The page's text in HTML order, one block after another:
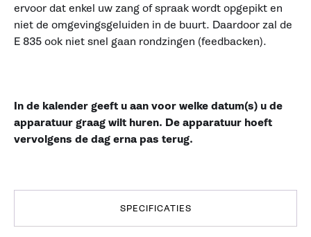
ervoor dat enkel uw zang of spraak wordt opgepikt en
niet de omgevingsgeluiden in de buurt. Daardoor zal de
E 835 ook niet snel gaan rondzingen (feedbacken).
In de kalender geeft u aan voor welke datum(s) u de
apparatuur graag wilt huren. De apparatuur hoeft
vervolgens de dag erna pas terug.
SPECIFICATIES